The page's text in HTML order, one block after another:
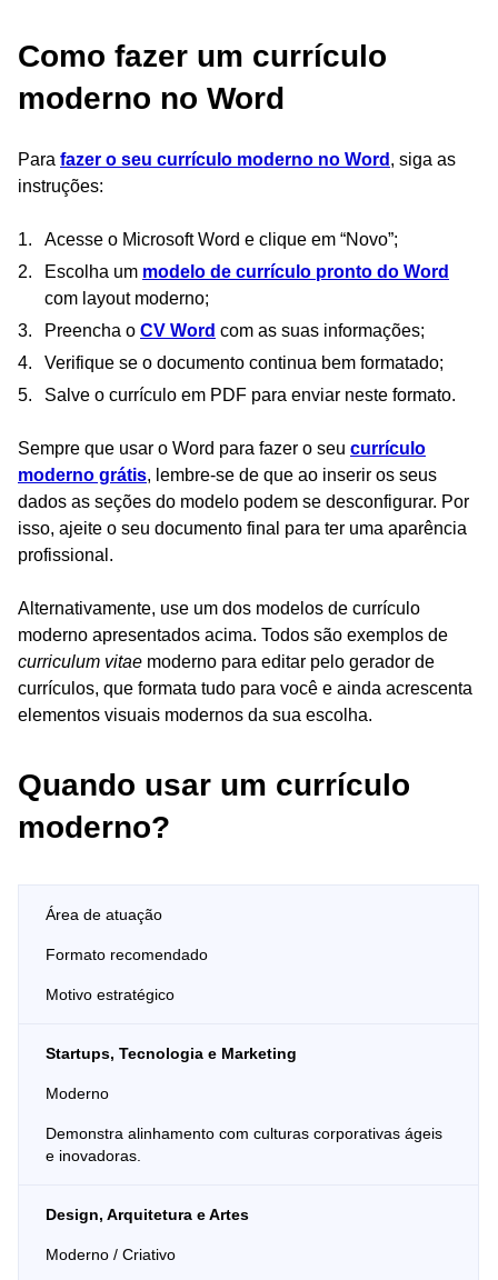
Como fazer um currículo
moderno no Word
Para fazer o seu currículo moderno no Word , siga as
instruções:
Acesse o Microsoft Word e clique em “Novo”;
Escolha um modelo de currículo pronto do Word
com layout moderno;
Preencha o CV Word com as suas informações;
Verifique se o documento continua bem formatado;
Salve o currículo em PDF para enviar neste formato.
Sempre que usar o Word para fazer o seu currículo
moderno grátis, lembre-se de que ao inserir os seus
dados as seções do modelo podem se desconfigurar. Por
isso, ajeite o seu documento final para ter uma aparência
profissional.
Alternativamente, use um dos modelos de currículo
moderno apresentados acima. Todos são exemplos de
curriculum vitae moderno para editar pelo gerador de
currículos, que formata tudo para você e ainda acrescenta
elementos visuais modernos da sua escolha.
Quando usar um currículo
moderno?
Área de atuação
Formato recomendado
Motivo estratégico
Startups, Tecnologia e Marketing
Moderno
Demonstra alinhamento com culturas corporativas ágeis
e inovadoras.
Design, Arquitetura e Artes
Moderno / Criativo